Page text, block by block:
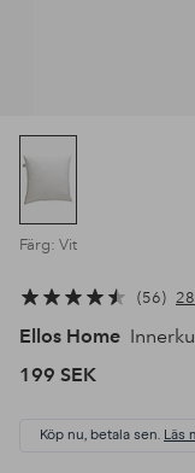
Färg: Vit
56
Ellos Home
199 SEK
Köp nu, betala sen. Läs